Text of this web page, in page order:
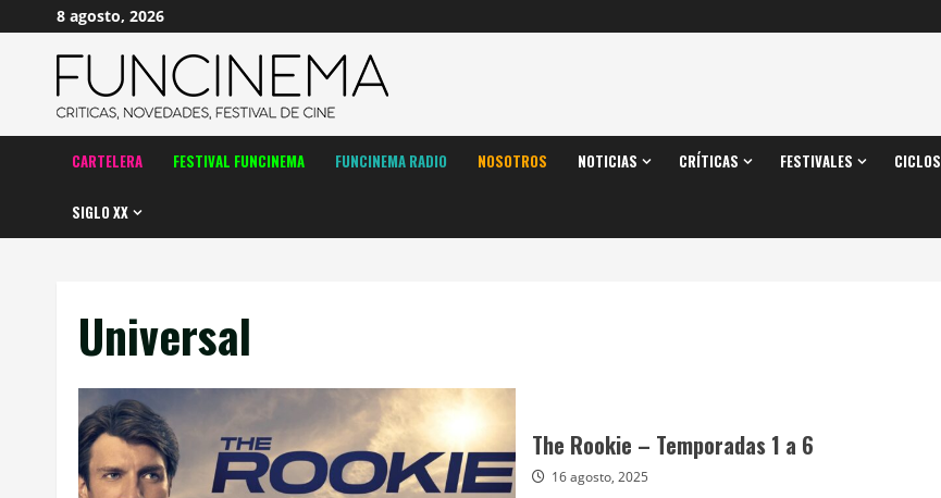
contenido
8 agosto, 2026
CARTELERA FESTIVAL FUNCINEMA FUNCINEMA RADIO NOSOTROS NOTICIAS CRÍTICAS FESTIVALES CICLOS
SIGLO XX
Universal
The Rookie – Temporadas 1 a 6
16 agosto, 2025